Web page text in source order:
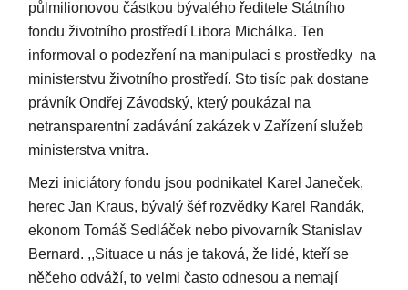
půlmilionovou částkou bývalého ředitele Státního
fondu životního prostředí Libora Michálka. Ten
informoval o podezření na manipulaci s prostředky na
ministerstvu životního prostředí. Sto tisíc pak dostane
právník Ondřej Závodský, který poukázal na
netransparentní zadávání zakázek v Zařízení služeb
ministerstva vnitra.
Mezi iniciátory fondu jsou podnikatel Karel Janeček,
herec Jan Kraus, bývalý šéf rozvědky Karel Randák,
ekonom Tomáš Sedláček nebo pivovarník Stanislav
Bernard. ,,Situace u nás je taková, že lidé, kteří se
něčeho odváží, to velmi často odnesou a nemají